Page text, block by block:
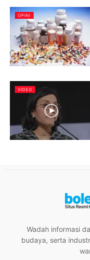
OPINI
VIDEO
Wadah informasi
budaya, serta